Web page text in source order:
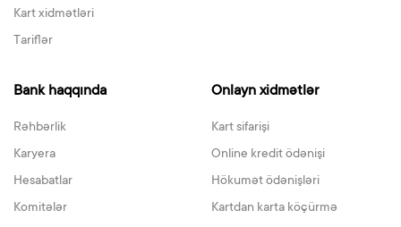
Kart xidmətləri
Tariflər
Bank haqqında
Rəhbərlik
Karyera
Hesabatlar
Komitələr
Onlayn xidmətlər
Kart sifarişi
Online kredit ödənişi
Hökumət ödənişləri
Kartdan karta köçürmə